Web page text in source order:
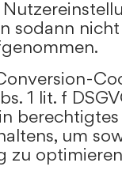
sodann
1 lit. f
berechtigtes
um
zu